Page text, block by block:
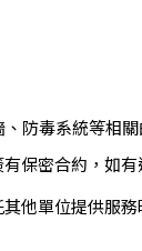
防毒系統等相
保密合約，如
他單位提供服